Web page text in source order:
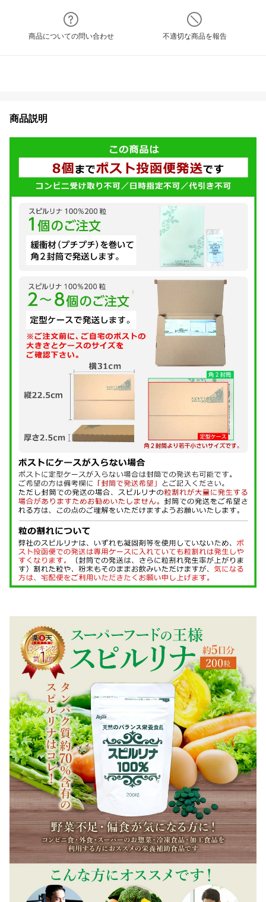
商品についての問い合わせ 不適切な商品を報告
商品説明